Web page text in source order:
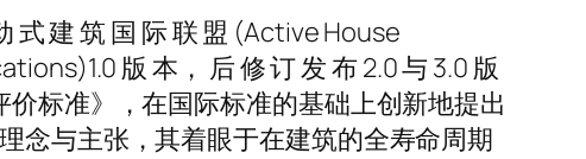
式 建 筑 国 际 联 盟 (Active House
版 本， 后 修 订 发 布 2.0 与 3.0 版
标准》，在国际标准的基础上创新地提出
念与主张，其着眼于在建筑的全寿命周期